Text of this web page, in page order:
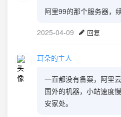
阿里99的那个服务器，
2025-04-09 回复
耳朵的主人
一直都没有备案，阿里
国外的机器，小站速度
安家处。